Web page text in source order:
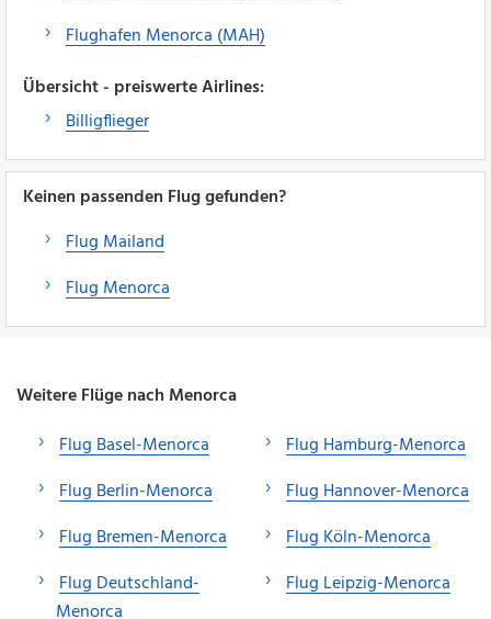
Flughafen Menorca (MAH)
Übersicht - preiswerte Airlines:
Billigflieger
Keinen passenden Flug gefunden?
Flug Mailand
Flug Menorca
Weitere Flüge nach Menorca
Flug Basel-Menorca
Flug Berlin-Menorca
Flug Bremen-Menorca
Flug Deutschland-
Menorca
Flug Hamburg-Menorca
Flug Hannover-Menorca
Flug Köln-Menorca
Flug Leipzig-Menorca